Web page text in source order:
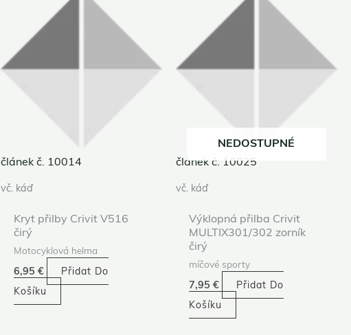
článek č. 10014
vč. káď
Kryt přilby Crivit V516
čirý
Motocyklová helma
6,95 €
Přidat Do
Košíku
NEDOSTUPNÉ
článek č. 10025
vč. káď
Výklopná přilba Crivit
MULTIX301/302 zorník
čirý
míčové sporty
7,95 €
Přidat Do
Košíku